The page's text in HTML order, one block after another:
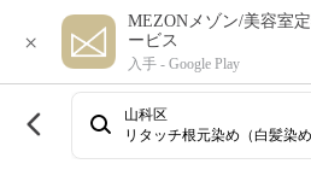
×
MEZONメゾン/美容室
ービス
入手 - Google Play
山科区
リタッチ根元染め（白髪染め